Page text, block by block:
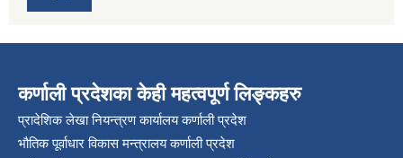
कर्णाली प्रदेशका केही महत्वपूर्ण लिङ्कहरु
प्रादेशिक लेखा नियन्त्रण कार्यालय कर्णाली प्रदेश
भौतिक पूर्वाधार विकास मन्त्रालय कर्णाली प्रदेश